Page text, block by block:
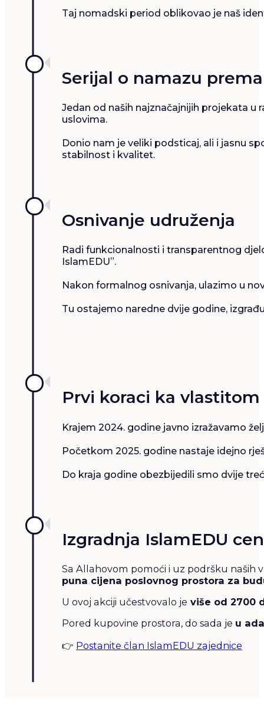
Taj nomadski period oblikovao je naš
Serijal o namazu
Jedan od naših najznačajnijih projekata
uslovima.
Donio nam je veliki podsticaj, ali i jasnu
stabilnost i kvalitet.
Osnivanje udruženja
Radi funkcionalnosti i transparentnog
IslamEDU”.
Nakon formalnog osnivanja, ulazimo u
Tu ostajemo naredne dvije godine,
Prvi koraci ka
Krajem 2024. godine javno izražavamo
Početkom 2025. godine nastaje idejno
Do kraja godine obezbijedili smo dvije
Izgradnja IslamEDU
Sa Allahovom pomoći i uz podršku naših
puna cijena poslovnog prostora za
U ovoj akciji učestvovalo je više od 2700
Pored kupovine prostora, do sada je u
👉 Postanite član IslamEDU zajednice